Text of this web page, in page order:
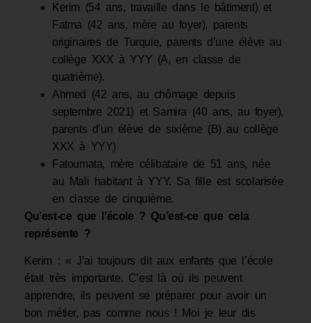
Kerim (54 ans, travaille dans le bâtiment) et
Fatma (42 ans, mère au foyer), parents
originaires de Turquie, parents d’une élève au
collège XXX à YYY (A, en classe de
quatrième).
Ahmed (42 ans, au chômage depuis
septembre 2021) et Samira (40 ans, au foyer),
parents d’un élève de sixième (B) au collège
XXX à YYY)
Fatoumata, mère célibataire de 51 ans, née
au Mali habitant à YYY. Sa fille est scolarisée
en classe de cinquième.
Qu’est-ce que l’école ? Qu’est-ce que cela
représente ?
Kerim : « J’ai toujours dit aux enfants que l’école
était très importante. C’est là où ils peuvent
apprendre, ils peuvent se préparer pour avoir un
bon métier, pas comme nous ! Moi je leur dis